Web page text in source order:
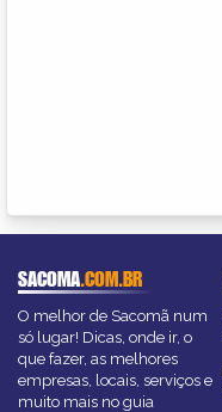
SACOMA.COM.BR
O melhor de Sacomã num
só lugar! Dicas, onde ir, o
que fazer, as melhores
empresas, locais, serviços e
muito mais no guia